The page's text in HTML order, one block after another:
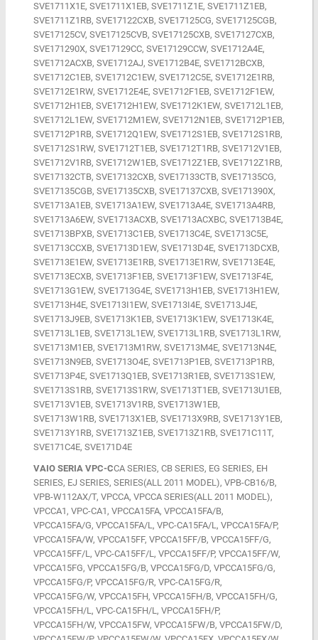
SVE1711X1E, SVE1711X1EB, SVE1711Z1E, SVE1711Z1EB,
SVE1711Z1RB, SVE17122CXB, SVE17125CG, SVE17125CGB,
SVE17125CV, SVE17125CVB, SVE17125CXB, SVE17127CXB,
SVE171290X, SVE17129CC, SVE17129CCW, SVE1712A4E,
SVE1712ACXB, SVE1712AJ, SVE1712B4E, SVE1712BCXB,
SVE1712C1EB, SVE1712C1EW, SVE1712C5E, SVE1712E1RB,
SVE1712E1RW, SVE1712E4E, SVE1712F1EB, SVE1712F1EW,
SVE1712H1EB, SVE1712H1EW, SVE1712K1EW, SVE1712L1EB,
SVE1712L1EW, SVE1712M1EW, SVE1712N1EB, SVE1712P1EB,
SVE1712P1RB, SVE1712Q1EW, SVE1712S1EB, SVE1712S1RB,
SVE1712S1RW, SVE1712T1EB, SVE1712T1RB, SVE1712V1EB,
SVE1712V1RB, SVE1712W1EB, SVE1712Z1EB, SVE1712Z1RB,
SVE17132CTB, SVE17132CXB, SVE17133CTB, SVE17135CG,
SVE17135CGB, SVE17135CXB, SVE17137CXB, SVE171390X,
SVE1713A1EB, SVE1713A1EW, SVE1713A4E, SVE1713A4RB,
SVE1713A6EW, SVE1713ACXB, SVE1713ACXBC, SVE1713B4E,
SVE1713BPXB, SVE1713C1EB, SVE1713C4E, SVE1713C5E,
SVE1713CCXB, SVE1713D1EW, SVE1713D4E, SVE1713DCXB,
SVE1713E1EW, SVE1713E1RB, SVE1713E1RW, SVE1713E4E,
SVE1713ECXB, SVE1713F1EB, SVE1713F1EW, SVE1713F4E,
SVE1713G1EW, SVE1713G4E, SVE1713H1EB, SVE1713H1EW,
SVE1713H4E, SVE1713I1EW, SVE1713I4E, SVE1713J4E,
SVE1713J9EB, SVE1713K1EB, SVE1713K1EW, SVE1713K4E,
SVE1713L1EB, SVE1713L1EW, SVE1713L1RB, SVE1713L1RW,
SVE1713M1EB, SVE1713M1RW, SVE1713M4E, SVE1713N4E,
SVE1713N9EB, SVE1713O4E, SVE1713P1EB, SVE1713P1RB,
SVE1713P4E, SVE1713Q1EB, SVE1713R1EB, SVE1713S1EW,
SVE1713S1RB, SVE1713S1RW, SVE1713T1EB, SVE1713U1EB,
SVE1713V1EB, SVE1713V1RB, SVE1713W1EB,
SVE1713W1RB, SVE1713X1EB, SVE1713X9RB, SVE1713Y1EB,
SVE1713Y1RB, SVE1713Z1EB, SVE1713Z1RB, SVE171C11T,
SVE171C4E, SVE171D4E
VAIO SERIA VPC-CCA SERIES, CB SERIES, EG SERIES, EH
SERIES, EJ SERIES, SERIES(ALL 2011 MODEL), VPB-CB16/B,
VPB-W112AX/T, VPCCA, VPCCA SERIES(ALL 2011 MODEL),
VPCCA1, VPC-CA1, VPCCA15FA, VPCCA15FA/B,
VPCCA15FA/G, VPCCA15FA/L, VPC-CA15FA/L, VPCCA15FA/P,
VPCCA15FA/W, VPCCA15FF, VPCCA15FF/B, VPCCA15FF/G,
VPCCA15FF/L, VPC-CA15FF/L, VPCCA15FF/P, VPCCA15FF/W,
VPCCA15FG, VPCCA15FG/B, VPCCA15FG/D, VPCCA15FG/G,
VPCCA15FG/P, VPCCA15FG/R, VPC-CA15FG/R,
VPCCA15FG/W, VPCCA15FH, VPCCA15FH/B, VPCCA15FH/G,
VPCCA15FH/L, VPC-CA15FH/L, VPCCA15FH/P,
VPCCA15FH/W, VPCCA15FW, VPCCA15FW/B, VPCCA15FW/D,